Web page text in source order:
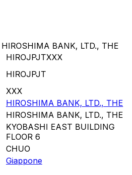
BANK, LTD., THE
HIROJPJTXXX
HIROJPJT
XXX
HIROSHIMA BANK, LTD., THE
HIROSHIMA BANK, LTD., THE
KYOBASHI EAST BUILDING
FLOOR 6
CHUO
Giappone